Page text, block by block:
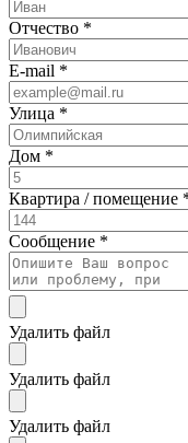
Отчество *
E-mail *
Улица *
Дом *
Квартира / помещение
Сообщение *
Удалить файл
Удалить файл
Удалить файл